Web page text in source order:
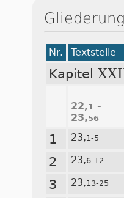
Nr. Textstelle
Kapitel
22,1
-
23,56
1 23,1-5
2 23,6-12
3 23,13-25